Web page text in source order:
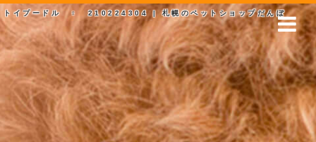
トイプードル ♀ 210224304 | 札幌のペットショップだんぼ